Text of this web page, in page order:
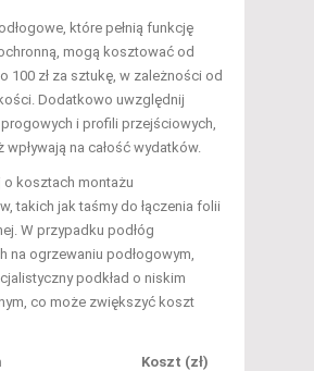
które pełnią funkcję
mogą kosztować od
100 zł za sztukę, w zależności od
Dodatkowo uwzględnij
i profili przejściowych,
na całość wydatków.
o kosztach montażu
takich jak taśmy do łączenia folii
W przypadku podłóg
na ogrzewaniu podłogowym,
podkład o niskim
co może zwiększyć koszt
Koszt (zł)